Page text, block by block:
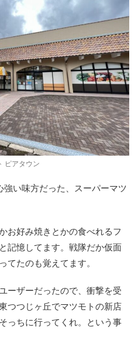
ピアタウン
い味方だった、スーパーマツ
お好み焼きとかの食べれるフ
記憶してます。戦隊だか仮面
てたのも覚えてます。
ーザーだったので、衝撃を受
つつじヶ丘でマツモトの新店
っちに行ってくれ。という事